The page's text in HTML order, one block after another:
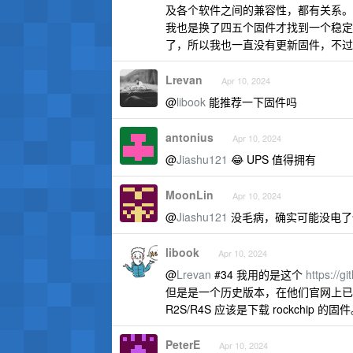
及各个软件之间的兼容性，都有关系
我也是换了四五个固件才找到一个稳
了，所以我也一直没有更新固件，不
Lrevan Apr 10, 2024
@libook 能推荐一下固件吗
antonius Apr 10, 2024
@Jiashu121 😂 UPS 值得拥有
MoonLin Apr 10, 2024
@Jiashu121 没毛病，确实可能没电
libook Apr 10, 2024
@Lrevan #34 我用的是这个 https://
但是是一个历史版本，在他们官网上
R2S/R4S 应该是下载 rockchip 的固
PeterE Apr 10, 2024